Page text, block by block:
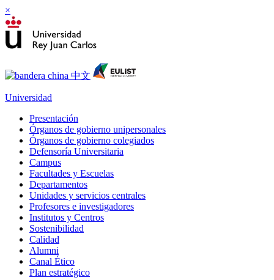
×
Universidad
Presentación
Órganos de gobierno unipersonales
Órganos de gobierno colegiados
Defensoría Universitaria
Campus
Facultades y Escuelas
Departamentos
Unidades y servicios centrales
Profesores e investigadores
Institutos y Centros
Sostenibilidad
Calidad
Alumni
Canal Ético
Plan estratégico